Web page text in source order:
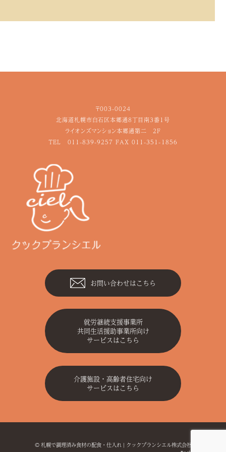
〒003-0024
北海道札幌市白石区本郷通8丁目南3番1号
ライオンズマンション本郷通第二 2F
TEL 011-839-9257 FAX 011-351-1856
お問い合わせはこちら
就労継続支援事業所
共同生活援助事業所向け
サービスはこちら
介護施設・高齢者住宅向け
サービスはこちら
©札幌で調理済み食材の配食・仕入れ | クックプランシエル株式会社